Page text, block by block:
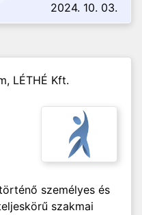
2024. 10. 03.
LÉTHÉ Kft.
személyes és
szakmai